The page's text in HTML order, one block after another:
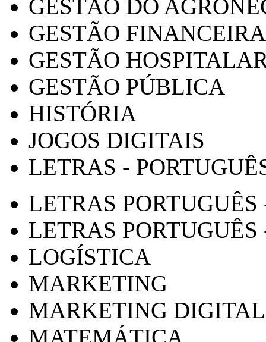
GESTÃO DO
GESTÃO FINANCEIRA
GESTÃO
GESTÃO PÚBLICA
HISTÓRIA
JOGOS DIGITAIS
LETRAS -
LETRAS
LETRAS PORTUGUÊS
LOGÍSTICA
MARKETING
MARKETING DIGITAL
MATEMÁTICA